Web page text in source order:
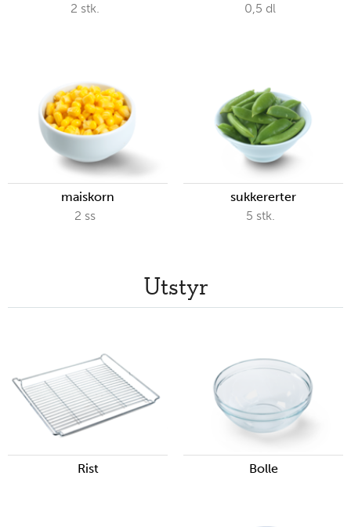
2 stk.
0,5 dl
maiskorn
2 ss
sukkererter
5 stk.
Utstyr
Rist Bolle